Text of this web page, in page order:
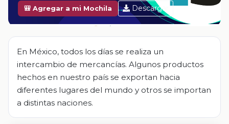
🎒 Agregar a mi Mochila Descargar
En México, todos los días se realiza un
intercambio de mercancías. Algunos productos
hechos en nuestro país se exportan hacia
diferentes lugares del mundo y otros se importan
a distintas naciones.